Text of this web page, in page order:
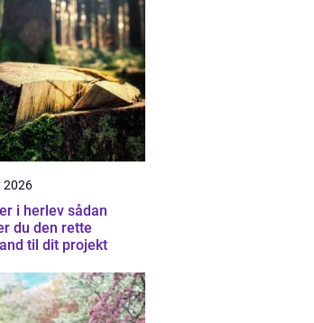
2026
herlev sådan
du den rette
til dit projekt